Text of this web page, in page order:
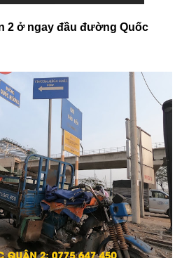
2 ở ngay đầu đường Quốc